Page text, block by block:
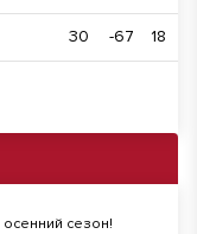
30 -67 18
осенний сезон!